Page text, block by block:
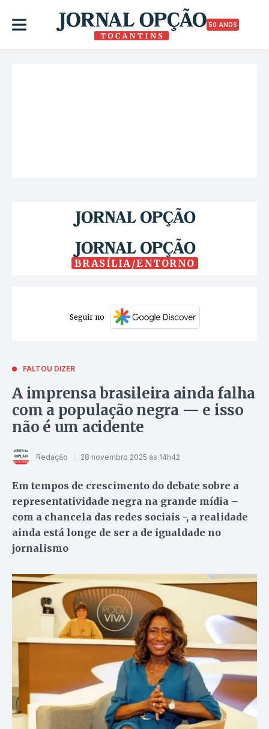
50 ANOS
BRASÍLIA/ENTORNO
Seguir no
FALTOU DIZER
A imprensa brasileira ainda falha
com a população negra — e isso
não é um acidente
Redação 28 novembro 2025 às 14h42
Em tempos de crescimento do debate sobre a
representatividade negra na grande mídia –
com a chancela das redes sociais -, a realidade
ainda está longe de ser a de igualdade no
jornalismo